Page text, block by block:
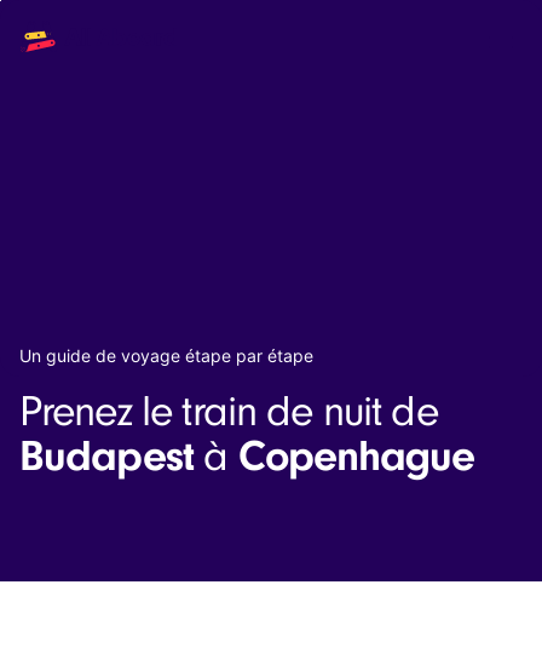
navigation
The API
Book a trip
Interrail passes
Eurail passes
Help & Support
Un guide de voyage étape par étape
Prenez le train de nuit de
Budapestà Copenhague